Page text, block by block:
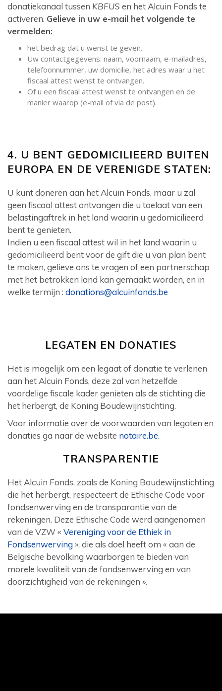
donatiekanaal tussen KBFUS en het Alcuin Fonds te
activeren. Gelieve in uw e-mail het volgende te
vermelden:
het bedrag dat u wenst te geven.
Uw contactgegevens: naam, voornaam, e-mailadres,
telefoonnummer, uw domicilie, het adres waar u het
fiscaal attest wenst te ontvangen.
Of u een fiscaal attest wenst te ontvangen en de
manier waarop (e-mail of via de post).
4. U BENT GEDOMICILIEERD BUITEN
EUROPA EN DE VERENIGDE STATEN:
U kunt doneren aan het Alcuin Fonds, maar u zal
geen fiscaal attest ontvangen die u toelaat van een
belastingaftrek in het land waarin u gedomicilieerd
bent te genieten.
Indien u een fiscaal attest wil in het land waarin u
gedomicilieerd bent voor de gift die u van plan bent
te maken, gelieve ons te vragen of een partnerschap
met het betrokken land kan gemaakt worden, en in
welke termijn : donations@alcuinfonds.be
LEGATEN EN DONATIES
Het is mogelijk om een legaat of donatie te verlenen
aan het Alcuin Fonds, deze zal van hetzelfde
voordelige fiscale kader genieten als de stichting die
het herbergt, de Koning Boudewijnstichting.
Voor informatie over de voorwaarden van legaten en
donaties ga naar de website notaire.be.
TRANSPARENTIE
Het Alcuin Fonds, zoals de Koning Boudewijnstichting
die het herbergt, respecteert de Ethische Code voor
fondsenwerving en de transparantie van de
rekeningen. Deze Ethische Code werd aangenomen
van de VZW « Vereniging voor de Ethiek in
Fondsenwerving», die als doel heeft om « aan de
Belgische bevolking waarborgen te bieden van
morele kwaliteit van de fondsenwerving en van
doorzichtigheid van de rekeningen ».